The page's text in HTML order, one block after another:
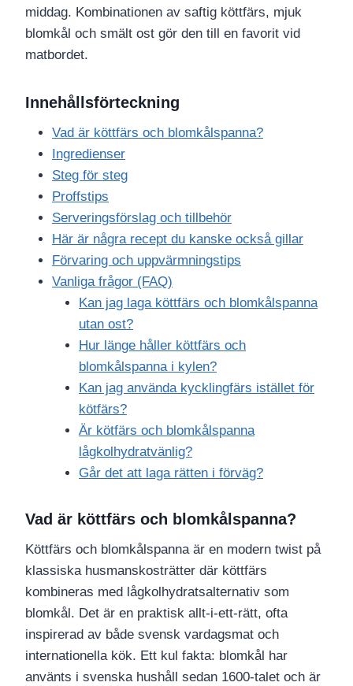
middag. Kombinationen av saftig köttfärs, mjuk
blomkål och smält ost gör den till en favorit vid
matbordet.
Innehållsförteckning
Vad är köttfärs och blomkålspanna?
Ingredienser
Steg för steg
Proffstips
Serveringsförslag och tillbehör
Här är några recept du kanske också gillar
Förvaring och uppvärmningstips
Vanliga frågor (FAQ)
Kan jag laga köttfärs och blomkålspanna
utan ost?
Hur länge håller köttfärs och
blomkålspanna i kylen?
Kan jag använda kycklingfärs istället för
kötfärs?
Är kötfärs och blomkålspanna
lågkolhydratvänlig?
Går det att laga rätten i förväg?
Vad är köttfärs och blomkålspanna?
Köttfärs och blomkålspanna är en modern twist på
klassiska husmanskosträtter där köttfärs
kombineras med lågkolhydratsalternativ som
blomkål. Det är en praktisk allt-i-ett-rätt, ofta
inspirerad av både svensk vardagsmat och
internationella kök. Ett kul fakta: blomkål har
använts i svenska hushåll sedan 1600-talet och är